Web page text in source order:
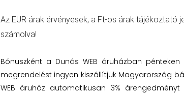
Az EUR árak érvényesek, a Ft-os árak tájékoztató
számolva!
Bónuszként a Dunás WEB áruházban
megrendelést ingyen kiszállítjuk Magyarország
WEB áruház automatikusan 3%